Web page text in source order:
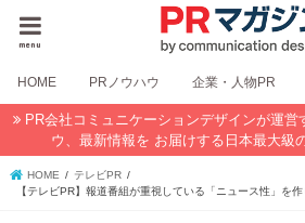
menu
HOME PRノウハウ 企業・人物PR
PR会社コミュニケーションデザインが運
ウ、最新情報を お届けする日本最大級
HOME
テレビPR
【テレビPR】報道番組が重視している「ニュース性」を